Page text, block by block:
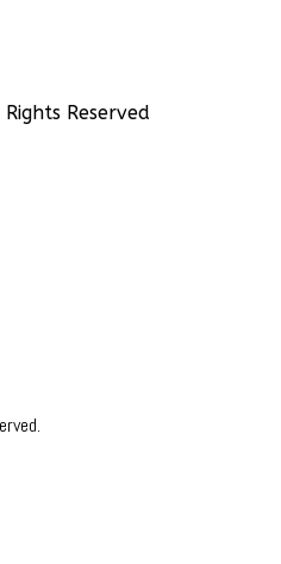
Reserved